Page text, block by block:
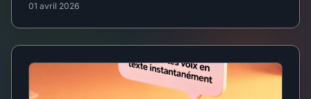
01 avril 2026